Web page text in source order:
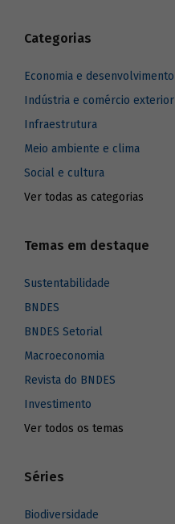
Categorias
Economia e desenvolvimento
Indústria e comércio exterior
Infraestrutura
Meio ambiente e clima
Social e cultura
Ver todas as categorias
Temas em destaque
Sustentabilidade
BNDES
BNDES Setorial
Macroeconomia
Revista do BNDES
Investimento
Ver todos os temas
Séries
Biodiversidade